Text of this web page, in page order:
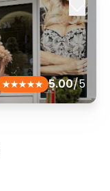
5.00/5